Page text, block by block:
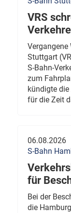
VRS
Vergangene
Stuttgart
S-Bahn-
zum
kündigte
für die Zeit
06.08.2026
S-Bahn
für
Bei der
die